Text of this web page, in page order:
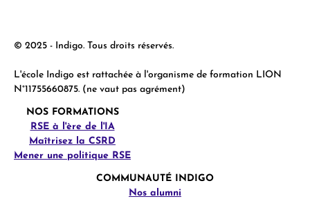
© 2025 - Indigo. Tous droits réservés.
L'école Indigo est rattachée à l'organisme de formation LION
N°11755660875. (ne vaut pas agrément)
NOS FORMATIONS
RSE à l'ère de l'IA
Maîtrisez la CSRD
Mener une politique RSE
COMMUNAUTÉ INDIGO
Nos alumni